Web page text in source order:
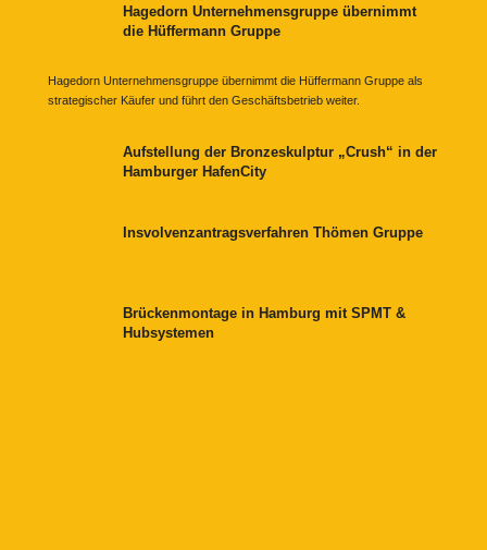
Hagedorn Unternehmensgruppe übernimmt
die Hüffermann Gruppe
Hagedorn Unternehmensgruppe übernimmt die Hüffermann Gruppe als
strategischer Käufer und führt den Geschäftsbetrieb weiter.
Aufstellung der Bronzeskulptur „Crush“ in der
Hamburger HafenCity
Insvolvenzantragsverfahren Thömen Gruppe
Brückenmontage in Hamburg mit SPMT &
Hubsystemen